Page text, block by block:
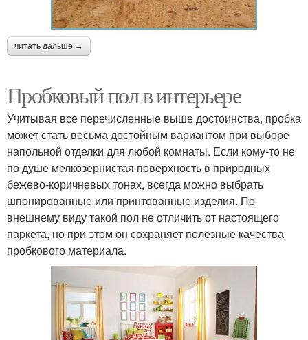
читать дальше →
Пробковый пол в интерьере
Учитывая все перечисленные выше достоинства, пробка
может стать весьма достойным вариантом при выборе
напольной отделки для любой комнаты. Если кому-то не
по душе мелкозернистая поверхность в природных
бежево-коричневых тонах, всегда можно выбрать
шпонированные или принтованные изделия. По
внешнему виду такой пол не отличить от настоящего
паркета, но при этом он сохраняет полезные качества
пробкового материала.